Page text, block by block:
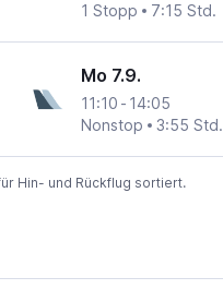
1 Stopp
7:15 Std.
Mo 7.9.
11:10 - 14:05
Nonstop
3:55 Std.
Hin- und Rückflug sortiert.